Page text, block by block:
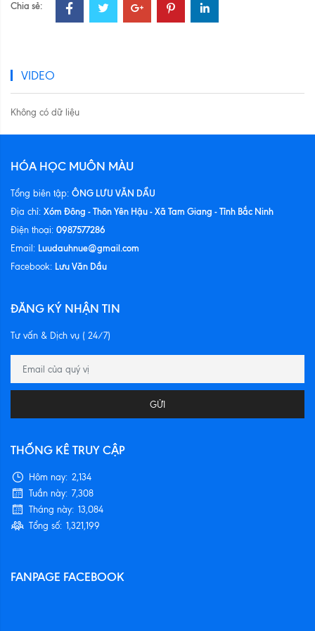
Chia sẻ:
VIDEO
Không có dữ liệu
HÓA HỌC MUÔN MÀU
Tổng biên tập: ÔNG LƯU VĂN DẦU
Địa chỉ: Xóm Đông - Thôn Yên Hậu - Xã Tam Giang - Tỉnh Bắc Ninh
Điện thoại: 0987577286
Email: Luudauhnue@gmail.com
Facebook: Lưu Văn Dầu
ĐĂNG KÝ NHẬN TIN
Tư vấn & Dịch vụ ( 24/7)
GỬI
THỐNG KÊ TRUY CẬP
Hôm nay: 2,134
Tuần này: 7,308
Tháng này: 13,084
Tổng số: 1,321,199
FANPAGE FACEBOOK